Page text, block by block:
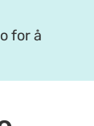
for å